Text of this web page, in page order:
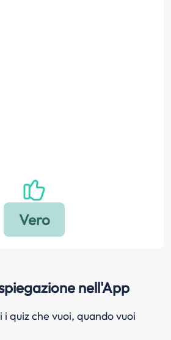
nell'App
quiz che vuoi, quando vuoi